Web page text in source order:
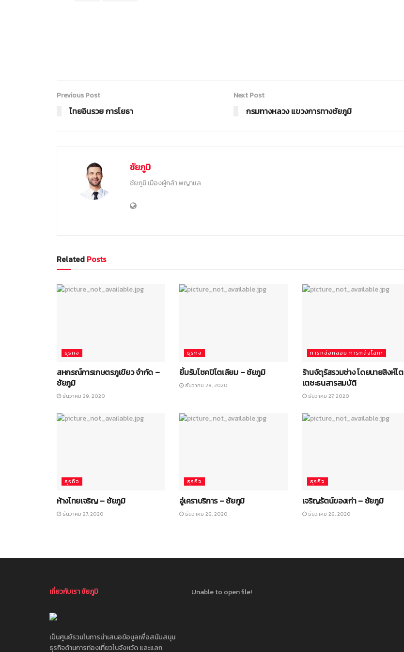
Previous Post
ไทยอินรวย การโยธา
Next Post
กรมทางหลวง แขวงการทางชัยภูมิ
ชัยภูมิ
ชัยภูมิ เมืองผู้กล้า พญาแล
Related Posts
ธุรกิจ
สหกรณ์การเกษตรภูเขียว จำกัด –
ชัยภูมิ
ธันวาคม 29, 2020
ธุรกิจ
ยิ้มรับโชคปิโตเลียม – ชัยภูมิ
ธันวาคม 28, 2020
การหล่อหลอม การกลึงโลหะ
ร้านจัตุรัสรวมช่าง โดยนายสิงห์โต
เตชะธนสารสมบัติ
ธันวาคม 27, 2020
ธุรกิจ
ห้างไทยเจริญ – ชัยภูมิ
ธันวาคม 27, 2020
ธุรกิจ
อู่เคราบริการ – ชัยภูมิ
ธันวาคม 26, 2020
ธุรกิจ
เจริญรัตน์ของเก่า – ชัยภูมิ
ธันวาคม 26, 2020
เกี่ยวกับเรา ชัยภูมิ
เป็นศูนย์รวมในการนำเสนอข้อมูลเพื่อสนับสนุน
ธุรกิจด้านการท่องเที่ยวในจังหวัด และแลก
Unable to open file!